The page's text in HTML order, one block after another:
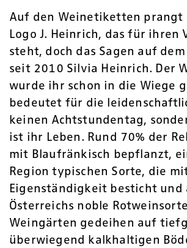
Auf den Weinetiketten prangt
Logo J. Heinrich, das für ihren
steht, doch das Sagen auf
seit 2010 Silvia Heinrich. Der
wurde ihr schon in die Wiege
bedeutet für die
keinen Achtstundentag,
ist ihr Leben. Rund 70% der
mit Blaufränkisch bepflanzt,
Region typischen Sorte, die
Eigenständigkeit besticht und
Österreichs noble
Weingärten gedeihen auf
überwiegend kalkhaltigen